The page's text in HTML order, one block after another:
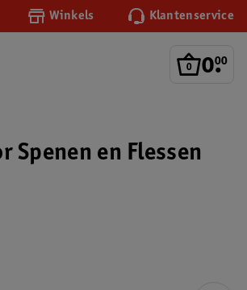
Winkels Klantenservice
0.
00
Spenen en Flessen